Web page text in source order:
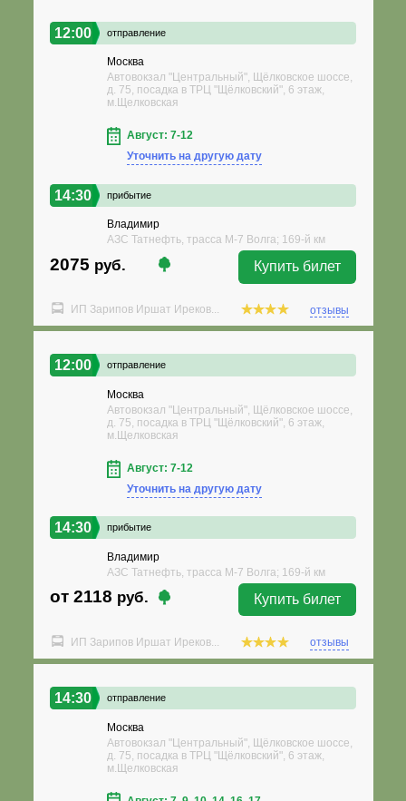
12:00 отправление
Москва
Автовокзал "Центральный", Щёлковское шоссе,
д. 75, посадка в ТРЦ "Щёлковский", 6 этаж,
м.Щелковская
Август: 7-12
Уточнить на другую дату
14:30 прибытие
Владимир
АЗС Татнефть, трасса М-7 Волга; 169-й км
2075 руб. Купить билет
ИП Зарипов Иршат Иреков... отзывы
12:00 отправление
Москва
Автовокзал "Центральный", Щёлковское шоссе,
д. 75, посадка в ТРЦ "Щёлковский", 6 этаж,
м.Щелковская
Август: 7-12
Уточнить на другую дату
14:30 прибытие
Владимир
АЗС Татнефть, трасса М-7 Волга; 169-й км
от 2118 руб. Купить билет
ИП Зарипов Иршат Иреков... отзывы
14:30 отправление
Москва
Автовокзал "Центральный", Щёлковское шоссе,
д. 75, посадка в ТРЦ "Щёлковский", 6 этаж,
м.Щелковская